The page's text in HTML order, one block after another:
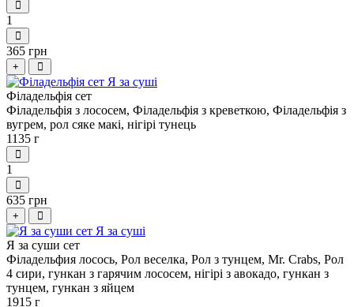
1
365 грн
+
Філадельфія сет
Філадельфія з лососем, Філадельфія з креветкою, Філадельфія з
вугрем, рол сяке макі, нігірі тунець
1135 г
1
635 грн
+
Я за суши сет
Філадельфия лосось, Рол веселка, Рол з тунцем, Mr. Crabs, Рол
4 сири, гункан з гарячим лососем, нігірі з авокадо, гункан з
тунцем, гункан з яйцем
1915 г